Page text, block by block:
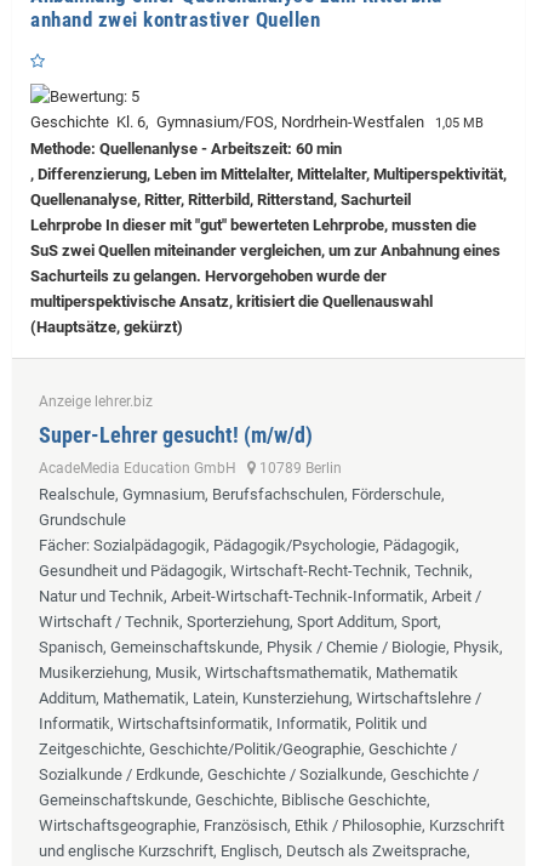
anhand zwei kontrastiver Quellen
Geschichte Kl. 6, Gymnasium/FOS, Nordrhein-Westfalen 1,05 MB
Methode: Quellenanlyse - Arbeitszeit: 60 min
, Differenzierung, Leben im Mittelalter, Mittelalter, Multiperspektivität,
Quellenanalyse, Ritter, Ritterbild, Ritterstand, Sachurteil
Lehrprobe In dieser mit "gut" bewerteten Lehrprobe, mussten die
SuS zwei Quellen miteinander vergleichen, um zur Anbahnung eines
Sachurteils zu gelangen. Hervorgehoben wurde der
multiperspektivische Ansatz, kritisiert die Quellenauswahl
(Hauptsätze, gekürzt)
Anzeige lehrer.biz
Super-Lehrer gesucht! (m/w/d)
AcadeMedia Education GmbH 10789 Berlin
Realschule, Gymnasium, Berufsfachschulen, Förderschule,
Grundschule
Fächer: Sozialpädagogik, Pädagogik/Psychologie, Pädagogik,
Gesundheit und Pädagogik, Wirtschaft-Recht-Technik, Technik,
Natur und Technik, Arbeit-Wirtschaft-Technik-Informatik, Arbeit /
Wirtschaft / Technik, Sporterziehung, Sport Additum, Sport,
Spanisch, Gemeinschaftskunde, Physik / Chemie / Biologie, Physik,
Musikerziehung, Musik, Wirtschaftsmathematik, Mathematik
Additum, Mathematik, Latein, Kunsterziehung, Wirtschaftslehre /
Informatik, Wirtschaftsinformatik, Informatik, Politik und
Zeitgeschichte, Geschichte/Politik/Geographie, Geschichte /
Sozialkunde / Erdkunde, Geschichte / Sozialkunde, Geschichte /
Gemeinschaftskunde, Geschichte, Biblische Geschichte,
Wirtschaftsgeographie, Französisch, Ethik / Philosophie, Kurzschrift
und englische Kurzschrift, Englisch, Deutsch als Zweitsprache,